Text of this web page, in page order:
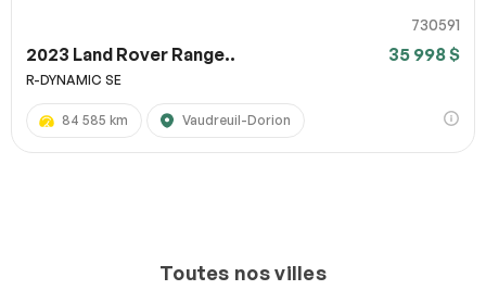
730591
2023 Land Rover Range.. 35 998 $
R-DYNAMIC SE
84 585 km Vaudreuil-Dorion
Toutes nos villes